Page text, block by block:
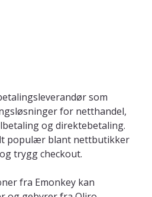
som
for netthandel,
og direktebetaling.
populær blant nettbutikker
trygg checkout.
fra Emonkey kan